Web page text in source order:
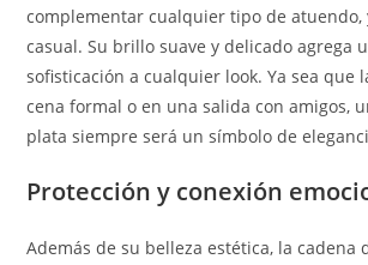
complementar cualquier tipo de atuendo,
casual. Su brillo suave y delicado agrega
sofisticación a cualquier look. Ya sea que
cena formal o en una salida con amigos,
plata siempre será un símbolo de
Protección y conexión
Además de su belleza estética, la cadena